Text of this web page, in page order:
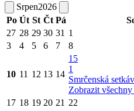
Srpen2026
Po Út St Čt Pá
27 28 29 30 31 1
3
4 5 6 7 8
10 11 12 13 14
15
1
Smrčenská
Zobrazit
17 18 19 20 21 22